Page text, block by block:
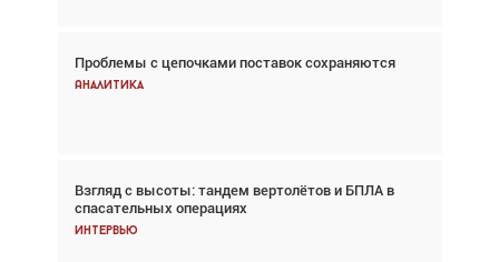
Проблемы с цепочками поставок сохраняются
Аналитика
Взгляд с высоты: тандем вертолётов и БПЛА в
спасательных операциях
Интервью
Впервые с 2024 года глобальный трафик
снижается три недели подряд
Частный самолёт – это актив. Подходите к
покупке соответствующим образом
Интервью